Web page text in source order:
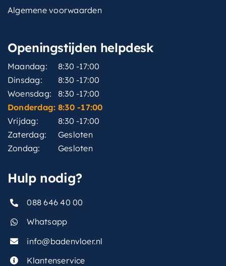
Algemene voorwaarden
Openingstijden helpdesk
Maandag:
8:30 -17:00
Dinsdag:
8:30 -17:00
Woensdag:
8:30 -17:00
Donderdag: 8:30 -17:00
Vrijdag:
8:30 -17:00
Zaterdag:
Gesloten
Zondag:
Gesloten
Hulp nodig?
088 646 40 00
Whatsapp
info@badenvloer.nl
Klantenservice